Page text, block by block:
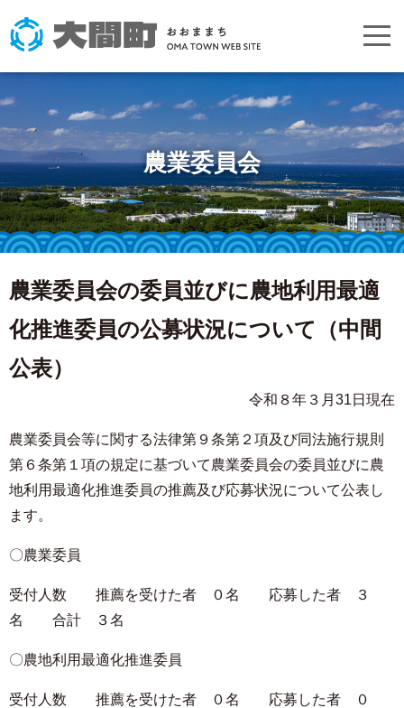
農業委員会
農業委員会の委員並びに農地利用最適
化推進委員の公募状況について（中間
公表）
令和８年３月31日現在
農業委員会等に関する法律第９条第２項及び同法施行規則
第６条第１項の規定に基づいて農業委員会の委員並びに農
地利用最適化推進委員の推薦及び応募状況について公表し
ます。
〇農業委員
受付人数 推薦を受けた者 ０名 応募した者 ３
名 合計 ３名
〇農地利用最適化推進委員
受付人数 推薦を受けた者 ０名 応募した者 ０